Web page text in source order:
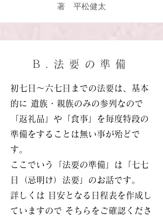
著 平松健太
B.法要の準備
初七日～六七日までの法要は、基本
的に 遺族・ 親族のみの参列なので
「返礼品」や「食事」を毎度特段の
準備をすることは無い事が殆どで
す。
ここでいう「法要の準備」は「七七
日（忌明け）法要」のお話です。
​詳しくは 目安となる日程表を作成し
ていますので そちらをご確認くださ